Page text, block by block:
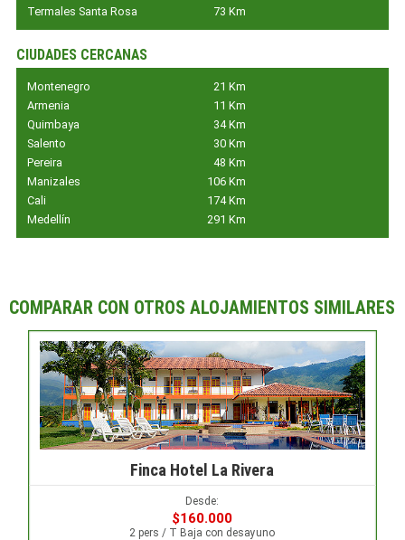
Termales Santa Rosa
73 Km
CIUDADES CERCANAS
Montenegro
21 Km
Armenia
11 Km
Quimbaya
34 Km
Salento
30 Km
Pereira
48 Km
Manizales
106 Km
Cali
174 Km
Medellín
291 Km
COMPARAR CON OTROS ALOJAMIENTOS SIMILARES
Finca Hotel La Rivera
Desde:
$160.000
2 pers / T Baja con desayuno